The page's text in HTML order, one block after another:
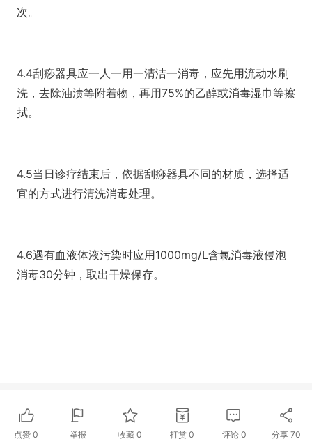
次。
4.4刮痧器具应一人一用一清洁一消毒，应先用流动水刷
洗，去除油渍等附着物，再用75%的乙醇或消毒湿巾等擦
拭。
4.5当日诊疗结束后，依据刮痧器具不同的材质，选择适
宜的方式进行清洗消毒处理。
4.6遇有血液体液污染时应用1000mg/L含氯消毒液侵泡
消毒30分钟，取出干燥保存。
点赞 0 举报 收藏0 打赏 0 评论 0 分享 70